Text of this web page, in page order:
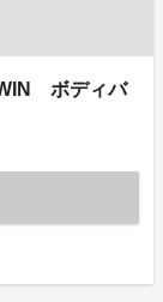
ボディバ